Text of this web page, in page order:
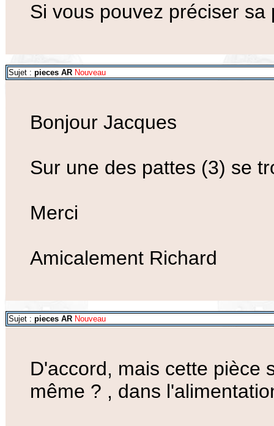
Si vous pouvez préciser
Sujet : pieces AR Nouveau
Bonjour Jacques
Sur une des pattes (3) se
Merci
Amicalement Richard
Sujet : pieces AR Nouveau
D'accord, mais cette pièce
même ? , dans